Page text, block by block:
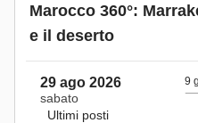
Marocco 360°:
e il deserto
29 ago 2026
sabato
9
Ultimi posti